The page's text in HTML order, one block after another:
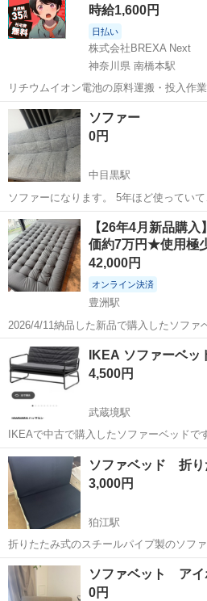
時給1,600円
日払い
株式会社BREXA Next
神奈川県 南橋本駅
リチウムイオン電池の原料運搬・投入作
ワンルーム寮完備！赴任旅費会社負担！
ト免許お持ちの方、活躍中！就業先食堂
市》 人気の工場のお仕事 ◇電...
神奈川 相模原市
ソファー
0円
中目黒駅
ソファーになります。 5年ほど使っていて
ります。 180cm✖️120cmのベッドになり
180cm✖️60cmほどです。高さは40cmです
東京 目黒区 中目黒駅 ベッド
【26年4月新品購
価約7万円★使用極
42,000円
オンライン決済
豊洲駅
2026/4/11納品した新品で購入したソファ
てますがほぼ未使用で美品です！ 購入し
ません(26／4購入) ソファベッドは折り目が寝てる時に気になることが
多いと思います...
東京 江東区
IKEA ソファーベッ
4,500円
武蔵境駅
IKEAで中古で購入したソファーベッド
承ります!
東京 三鷹市 ベッド
ソファベッド 折り
3,000円
狛江駅
折りたたみ式のスチールパイプ製のソフ
95✖️200✖️35あり、シングルベッドとして
た。 折りたたむと95✖️95✖️90になります
ます。 かなり...
東京 狛江市 狛江駅 ベッド
ソファベット アイ
0円